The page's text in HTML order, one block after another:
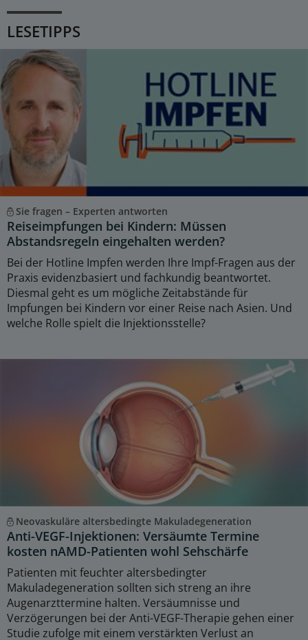
LESETIPPS
Sie fragen – Experten antworten
Reiseimpfungen bei Kindern: Müssen
Abstandsregeln eingehalten werden?
Bei der Hotline Impfen werden Ihre Impf-Fragen aus der
Praxis evidenzbasiert und fachkundig beantwortet.
Diesmal geht es um mögliche Zeitabstände für
Impfungen bei Kindern vor einer Reise nach Asien. Und
welche Rolle spielt die Injektionsstelle?
Neovaskuläre altersbedingte Makuladegeneration
Anti-VEGF-Injektionen: Versäumte Termine
kosten nAMD-Patienten wohl Sehschärfe
Patienten mit feuchter altersbedingter
Makuladegeneration sollten sich streng an ihre
Augenarzttermine halten. Versäumnisse und
Verzögerungen bei der Anti-VEGF-Therapie gehen einer
Studie zufolge mit einem verstärkten Verlust an